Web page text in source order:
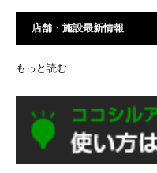
店舗・施設最新情報
もっと読む